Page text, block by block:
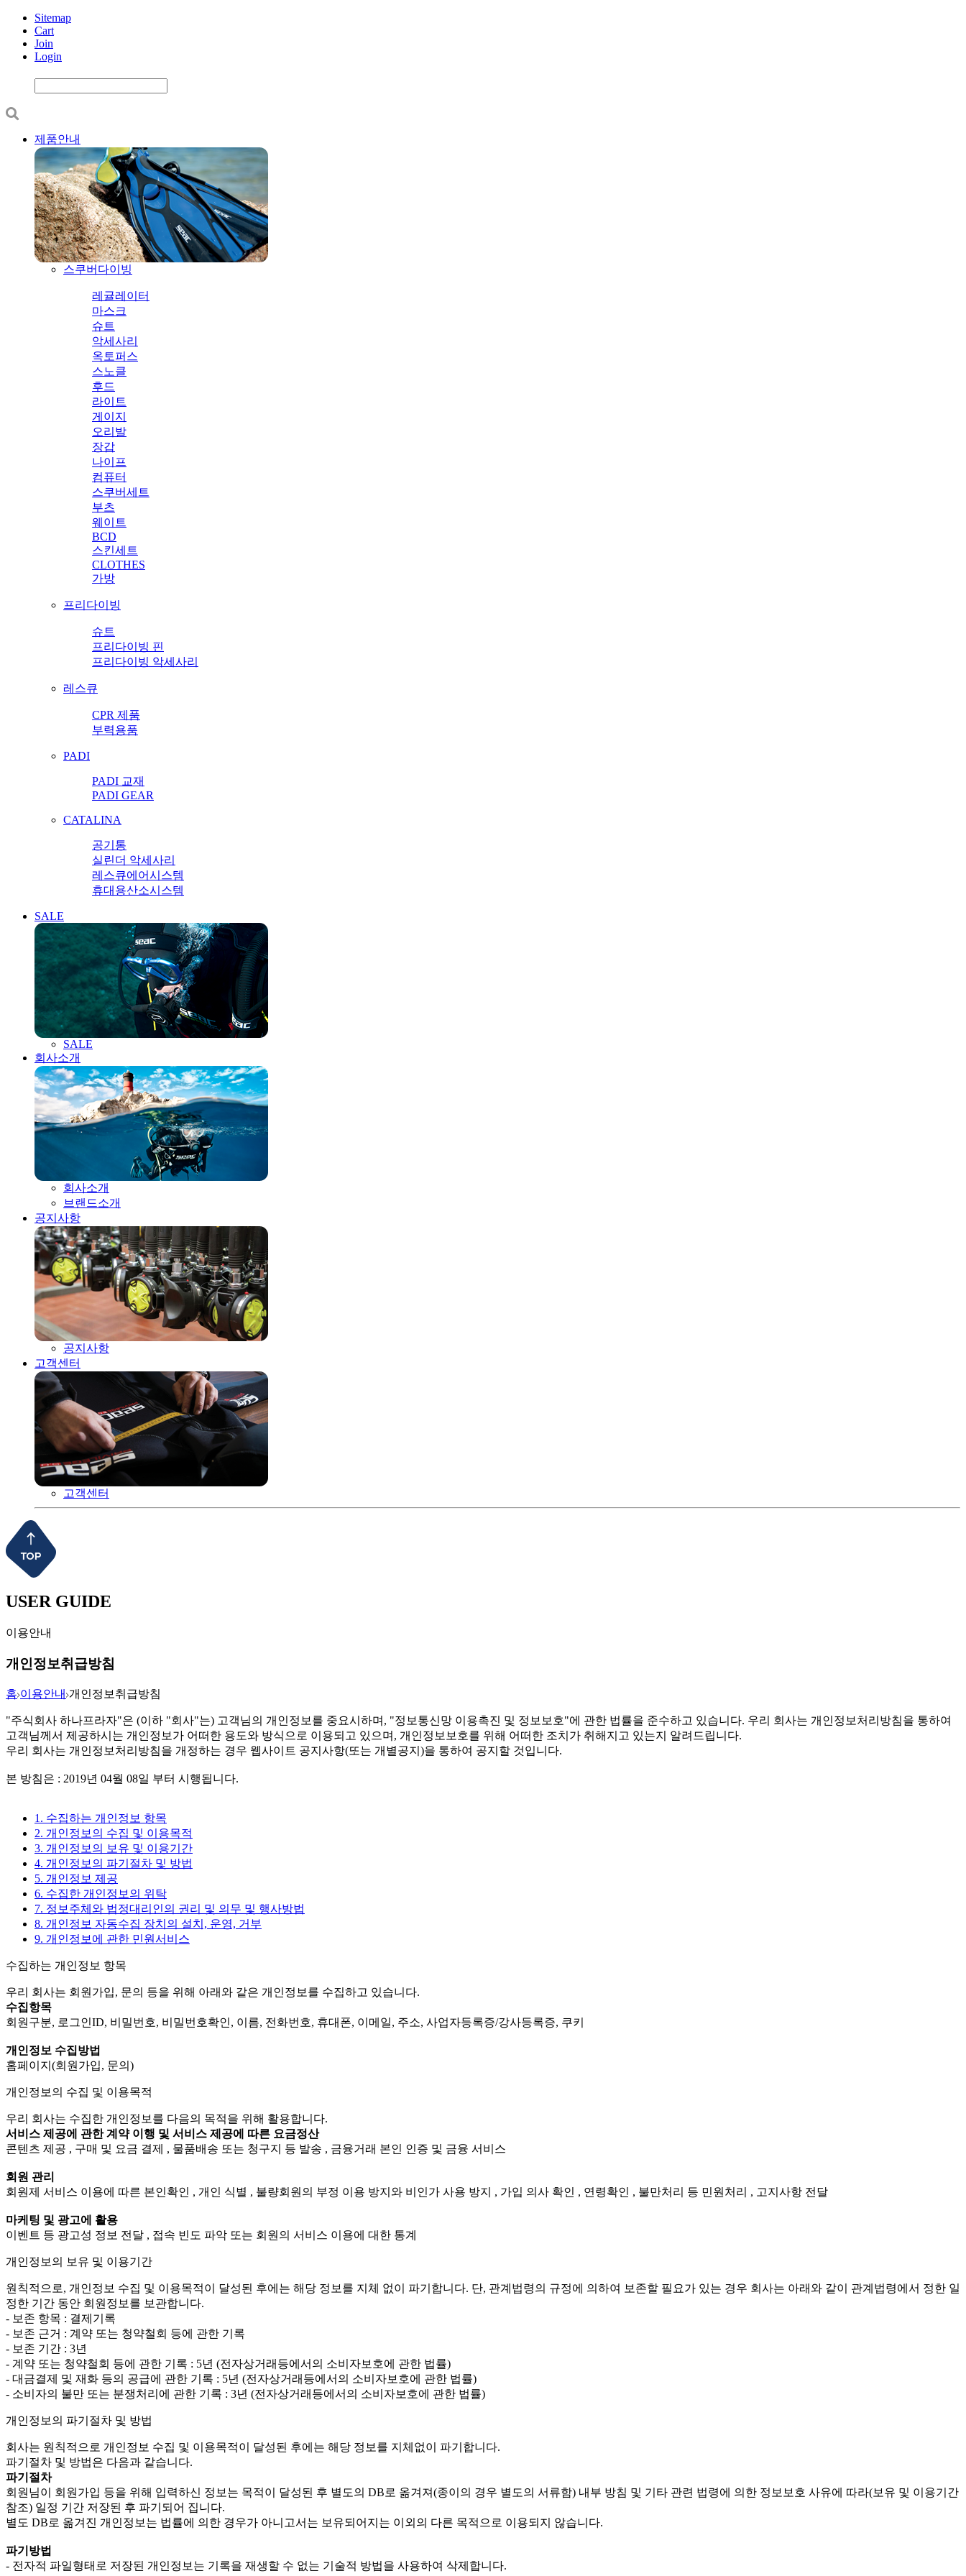
Sitemap
Cart
Join
Login
제품안내
스쿠버다이빙
레귤레이터
마스크
슈트
악세사리
옥토퍼스
스노클
후드
라이트
게이지
오리발
장갑
나이프
컴퓨터
스쿠버세트
부츠
웨이트
BCD
스킨세트
CLOTHES
가방
프리다이빙
슈트
프리다이빙 핀
프리다이빙 악세사리
레스큐
CPR 제품
부력용품
PADI
PADI 교재
PADI GEAR
CATALINA
공기통
실린더 악세사리
레스큐에어시스템
휴대용산소시스템
SALE
SALE
회사소개
회사소개
브랜드소개
공지사항
공지사항
고객센터
고객센터
USER GUIDE
이용안내
개인정보취급방침
홈 이용안내 개인정보취급방침
"주식회사 하나프라자"은 (이하 "회사"는) 고객님의 개인정보를 중요시하며, "정보통신망 이용촉진 및 정보보호"에 관한 법률을 준수하고 있습니다. 우리 회사는 개인정보처리방침을 통하여
고객님께서 제공하시는 개인정보가 어떠한 용도와 방식으로 이용되고 있으며, 개인정보보호를 위해 어떠한 조치가 취해지고 있는지 알려드립니다.
우리 회사는 개인정보처리방침을 개정하는 경우 웹사이트 공지사항(또는 개별공지)을 통하여 공지할 것입니다.
본 방침은 : 2019년 04월 08일 부터 시행됩니다.
1. 수집하는 개인정보 항목
2. 개인정보의 수집 및 이용목적
3. 개인정보의 보유 및 이용기간
4. 개인정보의 파기절차 및 방법
5. 개인정보 제공
6. 수집한 개인정보의 위탁
7. 정보주체와 법정대리인의 권리 및 의무 및 행사방법
8. 개인정보 자동수집 장치의 설치, 운영, 거부
9. 개인정보에 관한 민원서비스
수집하는 개인정보 항목
우리 회사는 회원가입, 문의 등을 위해 아래와 같은 개인정보를 수집하고 있습니다.
수집항목
회원구분, 로그인ID, 비밀번호, 비밀번호확인, 이름, 전화번호, 휴대폰, 이메일, 주소, 사업자등록증/강사등록증, 쿠키
개인정보 수집방법
홈페이지(회원가입, 문의)
개인정보의 수집 및 이용목적
우리 회사는 수집한 개인정보를 다음의 목적을 위해 활용합니다.
서비스 제공에 관한 계약 이행 및 서비스 제공에 따른 요금정산
콘텐츠 제공 , 구매 및 요금 결제 , 물품배송 또는 청구지 등 발송 , 금융거래 본인 인증 및 금융 서비스
회원 관리
회원제 서비스 이용에 따른 본인확인 , 개인 식별 , 불량회원의 부정 이용 방지와 비인가 사용 방지 , 가입 의사 확인 , 연령확인 , 불만처리 등 민원처리 , 고지사항 전달
마케팅 및 광고에 활용
이벤트 등 광고성 정보 전달 , 접속 빈도 파악 또는 회원의 서비스 이용에 대한 통계
개인정보의 보유 및 이용기간
원칙적으로, 개인정보 수집 및 이용목적이 달성된 후에는 해당 정보를 지체 없이 파기합니다. 단, 관계법령의 규정에 의하여 보존할 필요가 있는 경우 회사는 아래와 같이 관계법령에서 정한 일
정한 기간 동안 회원정보를 보관합니다.
- 보존 항목 : 결제기록
- 보존 근거 : 계약 또는 청약철회 등에 관한 기록
- 보존 기간 : 3년
- 계약 또는 청약철회 등에 관한 기록 : 5년 (전자상거래등에서의 소비자보호에 관한 법률)
- 대금결제 및 재화 등의 공급에 관한 기록 : 5년 (전자상거래등에서의 소비자보호에 관한 법률)
- 소비자의 불만 또는 분쟁처리에 관한 기록 : 3년 (전자상거래등에서의 소비자보호에 관한 법률)
개인정보의 파기절차 및 방법
회사는 원칙적으로 개인정보 수집 및 이용목적이 달성된 후에는 해당 정보를 지체없이 파기합니다.
파기절차 및 방법은 다음과 같습니다.
파기절차
회원님이 회원가입 등을 위해 입력하신 정보는 목적이 달성된 후 별도의 DB로 옮겨져(종이의 경우 별도의 서류함) 내부 방침 및 기타 관련 법령에 의한 정보보호 사유에 따라(보유 및 이용기간
참조) 일정 기간 저장된 후 파기되어 집니다.
별도 DB로 옮겨진 개인정보는 법률에 의한 경우가 아니고서는 보유되어지는 이외의 다른 목적으로 이용되지 않습니다.
파기방법
- 전자적 파일형태로 저장된 개인정보는 기록을 재생할 수 없는 기술적 방법을 사용하여 삭제합니다.